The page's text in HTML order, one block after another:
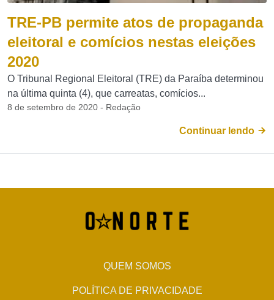
TRE-PB permite atos de propaganda
eleitoral e comícios nestas eleições
2020
O Tribunal Regional Eleitoral (TRE) da Paraíba determinou
na última quinta (4), que carreatas, comícios...
8 de setembro de 2020 - Redação
Continuar lendo
QUEM SOMOS
POLÍTICA DE PRIVACIDADE